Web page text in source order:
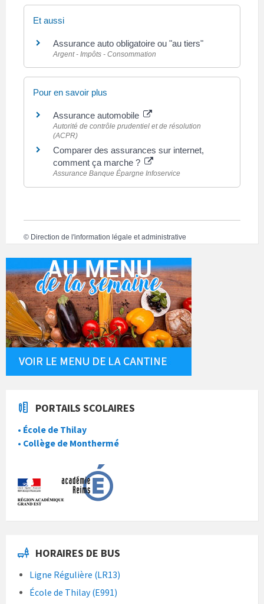
Et aussi
Assurance auto obligatoire ou "au tiers"
Argent - Impôts - Consommation
Pour en savoir plus
Assurance automobile
Autorité de contrôle prudentiel et de résolution
(ACPR)
Comparer des assurances sur internet,
comment ça marche ?
Assurance Banque Épargne Infoservice
© Direction de l'information légale et administrative
PORTAILS SCOLAIRES
• École de Thilay
• Collège de Monthermé
HORAIRES DE BUS
Ligne Régulière (LR13)
École de Thilay (E991)